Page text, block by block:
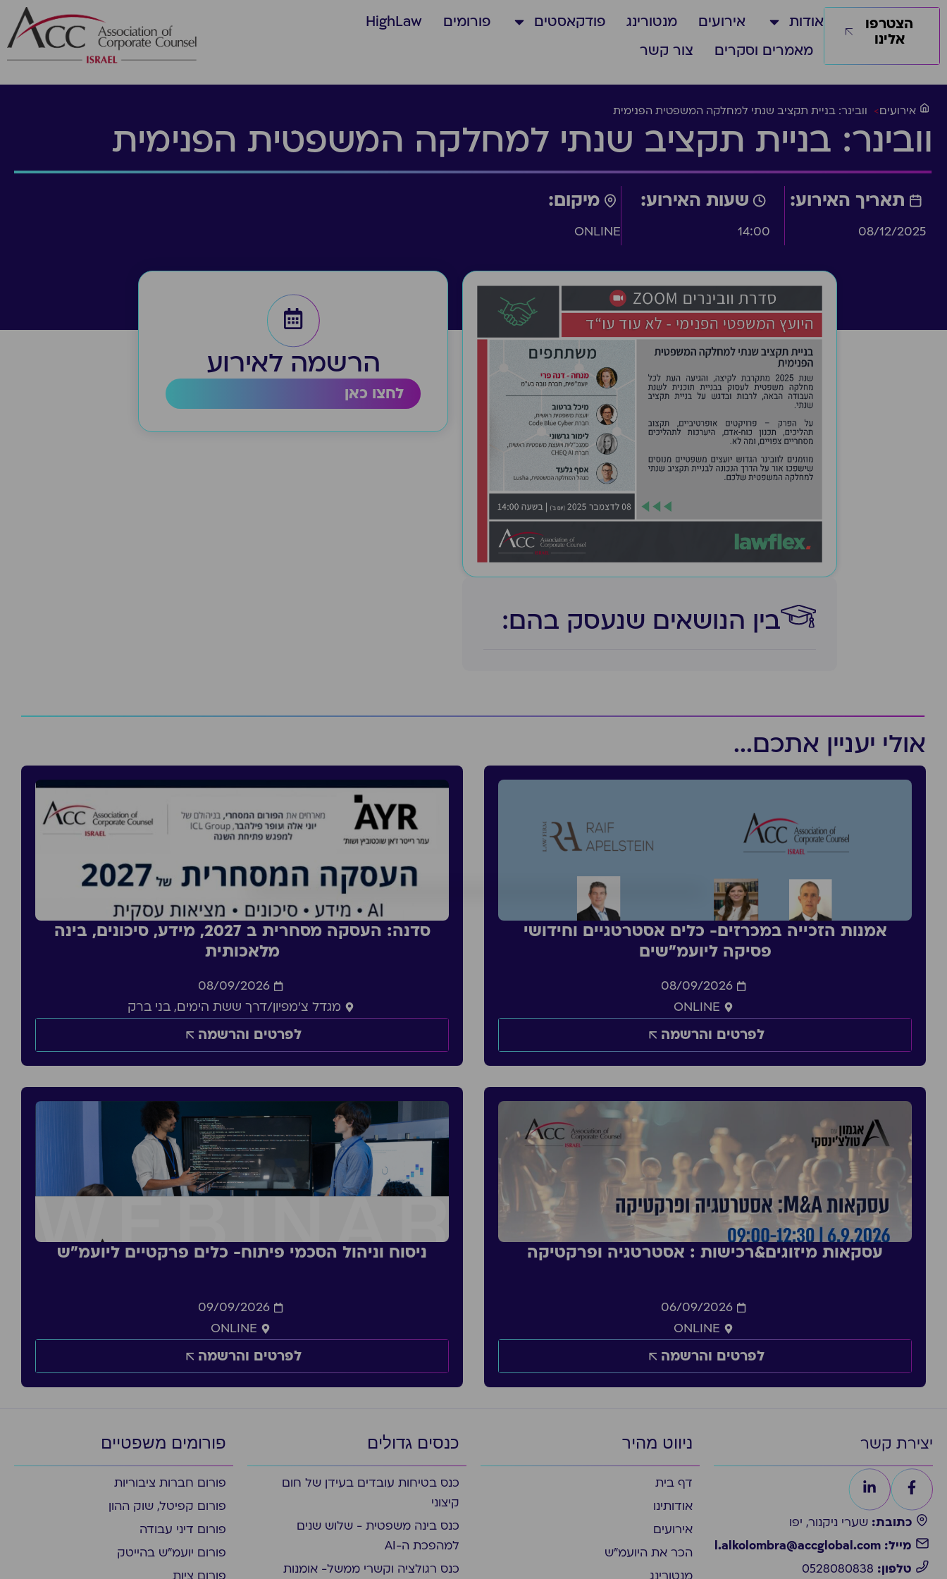
הצטרפו
אלינו
אודות אירועים מנטורינג פודקאסטים פורומים
HighLaw
מאמרים וסקרים
צור קשר
אירועים> וובינר: בניית תקציב שנתי למחלקה המשפטית הפנימית
וובינר: בניית תקציב שנתי למחלקה המשפטית הפנימית
תאריך האירוע:
08/12/2025
שעות האירוע:
14:00
מיקום:
ONLINE
בין הנושאים שנעסק בהם:​
הרשמה לאירוע
לחצו כאן
אולי יעניין אתכם...
אמנות הזכייה במכרזים- כלים אסטרטגיים וחידושי
פסיקה ליועמ״שים
08/09/2026
ONLINE
לפרטים והרשמה
סדנה: העסקה מסחרית ב 2027, מידע, סיכונים, בינה
מלאכותית
08/09/2026
מגדל צ'מפיון/דרך ששת הימים, בני ברק
לפרטים והרשמה
עסקאות מיזוגים&רכישות : אסטרטגיה ופרקטיקה
06/09/2026
ONLINE
לפרטים והרשמה
ניסוח וניהול הסכמי פיתוח- כלים פרקטיים ליועמ״ש
09/09/2026
ONLINE
לפרטים והרשמה
יצירת קשר
כתובת: שערי ניקנור, יפו
מייל: l.alkolombra@accglobal.com
טלפון:
ניווט מהיר
דף בית
אודותינו
אירועים
הכר את היועמ״ש
כנסים גדולים
כנס בטיחות עובדים בעידן של חום
קיצוני
כנס בינה משפטית - שלוש שנים
למהפכת ה-AI
כנס רגולציה וקשרי ממשל- אומנות
פורומים משפטיים
פורום חברות ציבוריות
פורום קפיטל, שוק ההון
פורום דיני עבודה
פורום יועמ"ש בהייטק